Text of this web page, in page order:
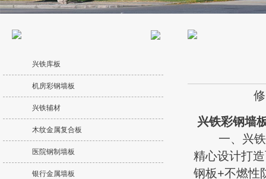
兴铁库板
机房彩钢墙板
兴铁辅材
木纹金属复合板
医院钢制墙板
银行金属墙板
兴铁彩钢墙
一、兴铁
精心设计打
钢板+不燃性